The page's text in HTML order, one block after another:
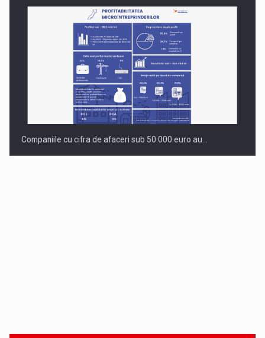
Companiile cu cifra de afaceri sub 50.000 euro au…